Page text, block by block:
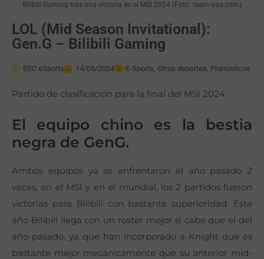
Bilibili Gaming tras una victoria en el MSI 2024 (Foto: team-aaa.com)
LOL (Mid Season Invitational):
Gen.G – Bilibili Gaming
ESC eSports 14/05/2024 E-Sports, Otros deportes, Pronósticos
Partido de clasificación para la final del MSI 2024.
El equipo chino es la bestia
negra de GenG.
Ambos equipos ya se enfrentaron el año pasado 2
veces, en el MSI y en el mundial, los 2 partidos fueron
victorias para Bilibili con bastante superioridad. Este
año Bilibili llega con un roster mejor si cabe que el del
año pasado, ya que han incorporado a Knight que es
bastante mejor mecánicamente que su anterior mid-